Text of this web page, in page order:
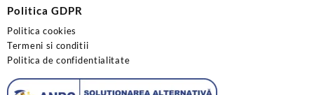
Politica GDPR
Politica cookies
Termeni si conditii
Politica de confidentialitate